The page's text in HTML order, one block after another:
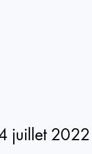
juillet 2022